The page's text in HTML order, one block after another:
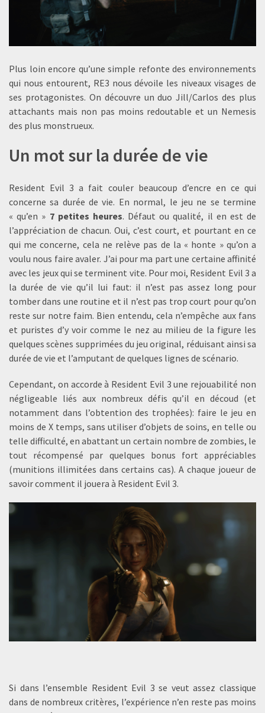
Plus loin encore qu’une simple refonte des environnements
qui nous entourent, RE3 nous dévoile les niveaux visages de
ses protagonistes. On découvre un duo Jill/Carlos des plus
attachants mais non pas moins redoutable et un Nemesis
des plus monstrueux.
Un mot sur la durée de vie
Resident Evil 3 a fait couler beaucoup d’encre en ce qui
concerne sa durée de vie. En normal, le jeu ne se termine
« qu’en » 7 petites heures. Défaut ou qualité, il en est de
l’appréciation de chacun. Oui, c’est court, et pourtant en ce
qui me concerne, cela ne relève pas de la « honte » qu’on a
voulu nous faire avaler. J’ai pour ma part une certaine affinité
avec les jeux qui se terminent vite. Pour moi, Resident Evil 3 a
la durée de vie qu’il lui faut: il n’est pas assez long pour
tomber dans une routine et il n’est pas trop court pour qu’on
reste sur notre faim. Bien entendu, cela n’empêche aux fans
et puristes d’y voir comme le nez au milieu de la figure les
quelques scènes supprimées du jeu original, réduisant ainsi sa
durée de vie et l’amputant de quelques lignes de scénario.
Cependant, on accorde à Resident Evil 3 une rejouabilité non
négligeable liés aux nombreux défis qu’il en découd (et
notamment dans l’obtention des trophées): faire le jeu en
moins de X temps, sans utiliser d’objets de soins, en telle ou
telle difficulté, en abattant un certain nombre de zombies, le
tout récompensé par quelques bonus fort appréciables
(munitions illimitées dans certains cas). A chaque joueur de
savoir comment il jouera à Resident Evil 3.
Si dans l’ensemble Resident Evil 3 se veut assez classique
dans de nombreux critères, l’expérience n’en reste pas moins